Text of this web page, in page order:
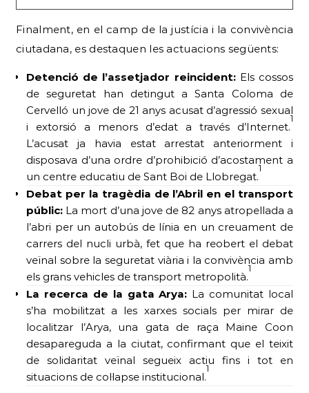
Finalment, en el camp de la justícia i la convivència
ciutadana, es destaquen les actuacions següents:
Detenció de l’assetjador reincident:Els cossos
de seguretat han detingut a Santa Coloma de
Cervelló un jove de 21 anys acusat d’agressió sexual
i extorsió a menors d’edat a través d’Internet.
1
L’acusat ja havia estat arrestat anteriorment i
disposava d’una ordre d’prohibició d’acostament a
un centre educatiu de Sant Boi de Llobregat.
1
Debat per la tragèdia de l’Abril en el transport
públic: La mort d’una jove de 82 anys atropellada a
l’abri per un autobús de línia en un creuament de
carrers del nucli urbà, fet que ha reobert el debat
veïnal sobre la seguretat viària i la convivència amb
els grans vehicles de transport metropolità.
1
La recerca de la gata Arya: La comunitat local
s’ha mobilitzat a les xarxes socials per mirar de
localitzar l’Arya, una gata de raça Maine Coon
desapareguda a la ciutat, confirmant que el teixit
de solidaritat veïnal segueix actiu fins i tot en
situacions de col·lapse institucional.
1